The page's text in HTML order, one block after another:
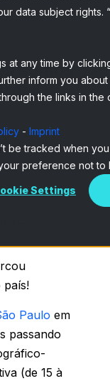
data subject rights.
at any time by
inform you
the links in the
- Imprint
be tracked when
preference not to
Settings
somos
país!
Paulo em
passando
(de 15 à